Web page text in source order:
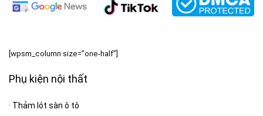
[wpsm_column size=”one-half”]
Phụ kiện nội thất
· Thảm lót sàn ô tô